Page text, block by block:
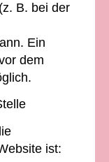
B. bei der
Ein
dem
ist: